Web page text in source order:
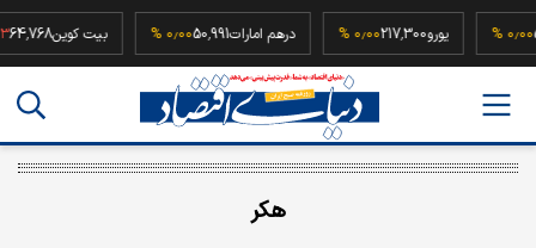
یورو217,300 درهم امارات50,991 بیت کوین
هکر